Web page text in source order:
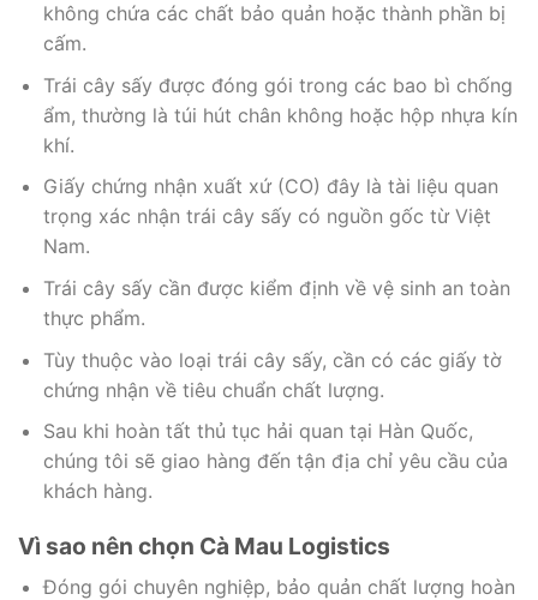
không chứa các chất bảo quản hoặc thành phần bị
cấm.
Trái cây sấy được đóng gói trong các bao bì chống
ẩm, thường là túi hút chân không hoặc hộp nhựa kín
khí.
Giấy chứng nhận xuất xứ (CO) đây là tài liệu quan
trọng xác nhận trái cây sấy có nguồn gốc từ Việt
Nam.
Trái cây sấy cần được kiểm định về vệ sinh an toàn
thực phẩm.
Tùy thuộc vào loại trái cây sấy, cần có các giấy tờ
chứng nhận về tiêu chuẩn chất lượng.
Sau khi hoàn tất thủ tục hải quan tại Hàn Quốc,
chúng tôi sẽ giao hàng đến tận địa chỉ yêu cầu của
khách hàng.
Vì sao nên chọn Cà Mau Logistics
Đóng gói chuyên nghiệp, bảo quản chất lượng hoàn